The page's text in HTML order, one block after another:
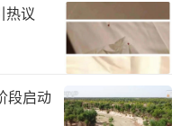
热议
段启动